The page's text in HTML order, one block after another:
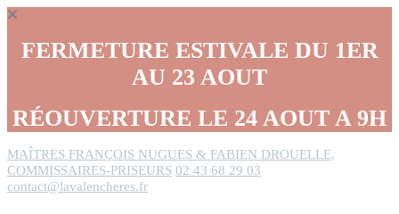
FERMETURE ESTIVALE DU 1ER
AU 23 AOUT
RÉOUVERTURE LE 24 AOUT A 9H
MAÎTRES FRANÇOIS NUGUES & FABIEN DROUELLE,
COMMISSAIRES-PRISEURS 02 43 68 29 03
contact@lavalencheres.fr
Panneau de gestion des cookies